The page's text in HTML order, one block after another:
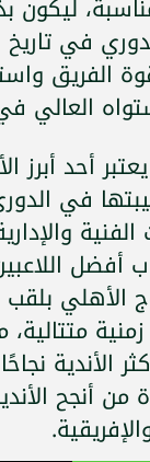
في
الفريق
العالي
أحد أبرز
في
أفضل
الأهلي
الأندية
من أنجح